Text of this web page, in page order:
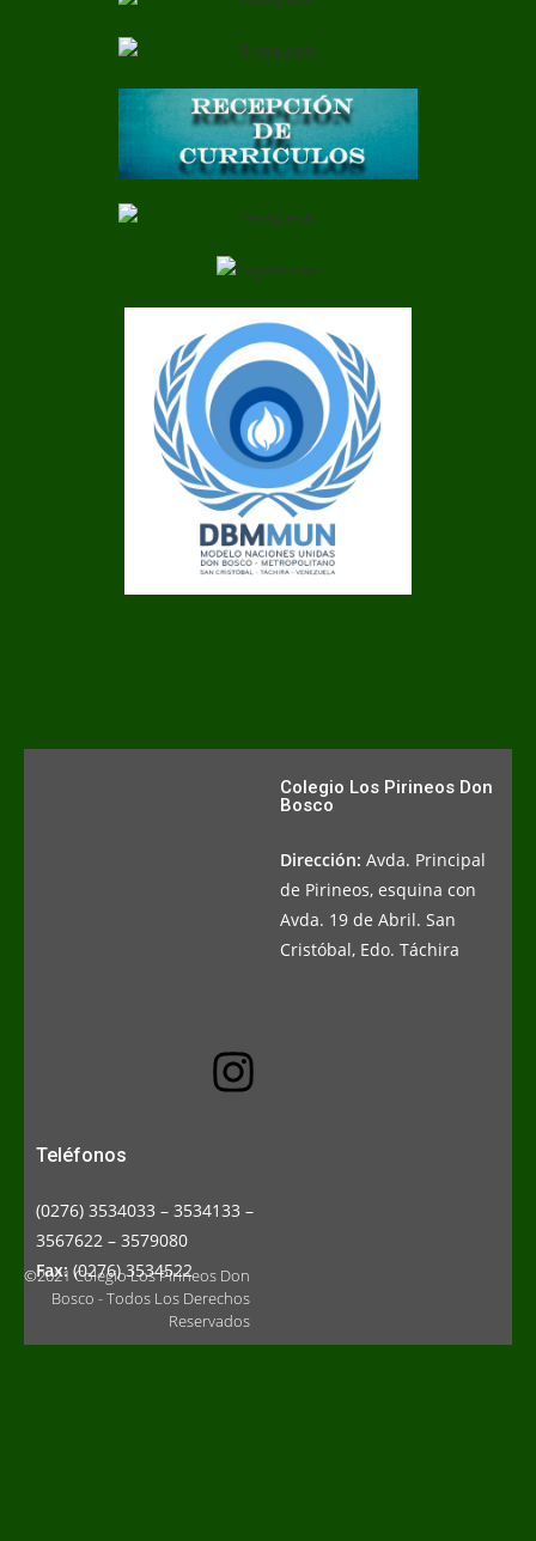
Colegio Los Pirineos Don
Bosco
Dirección: Avda. Principal
de Pirineos, esquina con
Avda. 19 de Abril. San
Cristóbal, Edo. Táchira
Teléfonos
(0276) 3534033 – 3534133 –
3567622 – 3579080
Fax: (0276) 3534522
©2021 Colegio Los Pirineos Don
Bosco - Todos Los Derechos
Reservados